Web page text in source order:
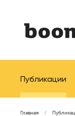
Публикации
Главная